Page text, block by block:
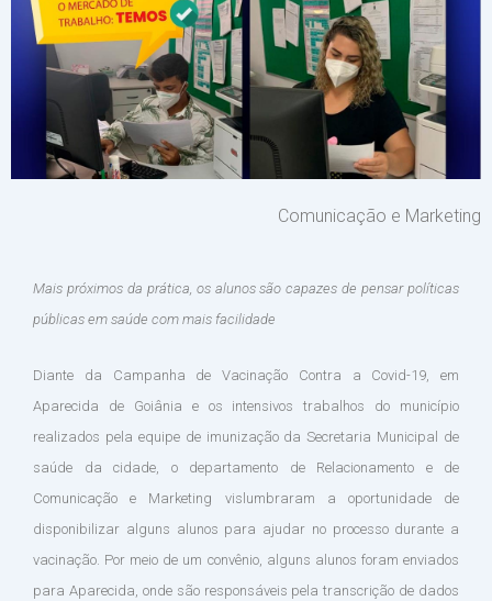
Comunicação e Marketing
Mais próximos da prática, os alunos são capazes de pensar políticas
públicas em saúde com mais facilidade
Diante da Campanha de Vacinação Contra a Covid-19, em
Aparecida de Goiânia e os intensivos trabalhos do município
realizados pela equipe de imunização da Secretaria Municipal de
saúde da cidade, o departamento de Relacionamento e de
Comunicação e Marketing vislumbraram a oportunidade de
disponibilizar alguns alunos para ajudar no processo durante a
vacinação. Por meio de um convênio, alguns alunos foram enviados
para Aparecida, onde são responsáveis pela transcrição de dados